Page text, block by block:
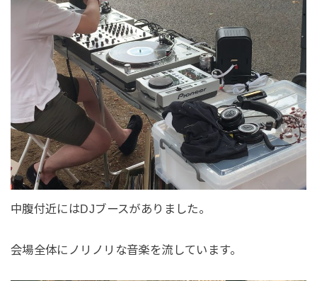
中腹付近にはDJブースがありました。
会場全体にノリノリな音楽を流しています。